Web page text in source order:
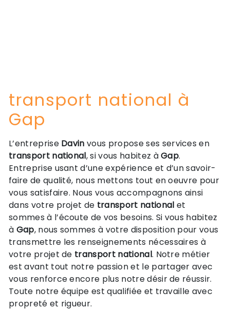
transport national à
Gap
L’entreprise Davin vous propose ses services en
transport national, si vous habitez àGap.
Entreprise usant d’une expérience et d’un savoir-
faire de qualité, nous mettons tout en oeuvre pour
vous satisfaire. Nous vous accompagnons ainsi
dans votre projet de transport national et
sommes à l’écoute de vos besoins. Si vous habitez
à Gap, nous sommes à votre disposition pour vous
transmettre les renseignements nécessaires à
votre projet de transport national. Notre métier
est avant tout notre passion et le partager avec
vous renforce encore plus notre désir de réussir.
Toute notre équipe est qualifiée et travaille avec
propreté et rigueur.